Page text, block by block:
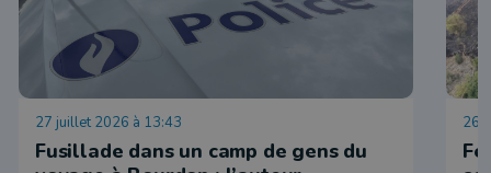
27 juillet 2026 à 13:43
Fusillade dans un camp de gens du
26